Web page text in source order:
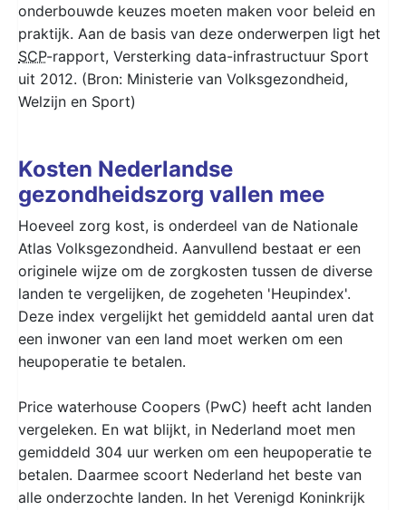
onderbouwde keuzes moeten maken voor beleid en
praktijk. Aan de basis van deze onderwerpen ligt het
SCP-rapport, Versterking data-infrastructuur Sport
uit 2012. (Bron: Ministerie van Volksgezondheid,
Welzijn en Sport)
Kosten Nederlandse
gezondheidszorg vallen mee
Hoeveel zorg kost, is onderdeel van de Nationale
Atlas Volksgezondheid. Aanvullend bestaat er een
originele wijze om de zorgkosten tussen de diverse
landen te vergelijken, de zogeheten 'Heupindex'.
Deze index vergelijkt het gemiddeld aantal uren dat
een inwoner van een land moet werken om een
heupoperatie te betalen.
Price waterhouse Coopers (PwC) heeft acht landen
vergeleken. En wat blijkt, in Nederland moet men
gemiddeld 304 uur werken om een heupoperatie te
betalen. Daarmee scoort Nederland het beste van
alle onderzochte landen. In het Verenigd Koninkrijk